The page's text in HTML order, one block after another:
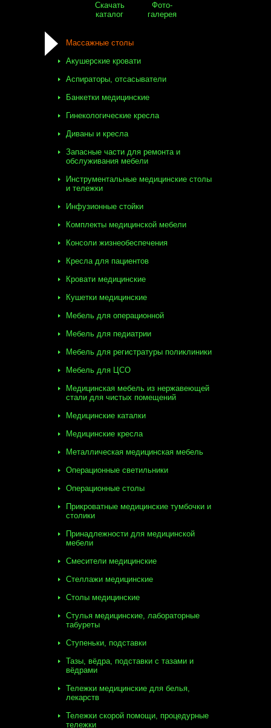
Скачать
каталог
Фото-
галерея
Массажные столы
Акушерские кровати
Аспираторы, отсасыватели
Банкетки медицинские
Гинекологические кресла
Диваны и кресла
Запасные части для ремонта и
обслуживания мебели
Инструментальные медицинские столы
и тележки
Инфузионные стойки
Комплекты медицинской мебели
Консоли жизнеобеспечения
Кресла для пациентов
Кровати медицинские
Кушетки медицинские
Мебель для операционной
Мебель для педиатрии
Мебель для регистратуры поликлиники
Мебель для ЦСО
Медицинская мебель из нержавеющей
стали для чистых помещений
Медицинские каталки
Медицинские кресла
Металлическая медицинская мебель
Операционные светильники
Операционные столы
Прикроватные медицинские тумбочки и
столики
Принадлежности для медицинской
мебели
Смесители медицинские
Стеллажи медицинские
Столы медицинские
Стулья медицинские, лабораторные
табуреты
Ступеньки, подставки
Тазы, вёдра, подставки с тазами и
вёдрами
Тележки медицинские для белья,
лекарств
Тележки скорой помощи, процедурные
тележки